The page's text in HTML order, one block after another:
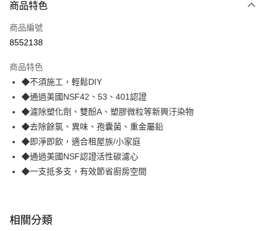
信用卡一次付款
信用卡分期付款
合作金庫商業銀行
華南商業銀行
上海商業儲蓄銀行
台北富邦商業銀行
國泰世華商業銀行
兆豐國際商業銀行
臺灣中小企業銀行
台中商業銀行
匯豐（台灣）商業銀行
聯邦商業銀行
元大商業銀行
玉山商業銀行
星展（台灣）商業銀行
LINE Pay
Apple Pay
街口支付
悠遊付
便利好安心！
１．簡單：不需註冊會員、不需綁卡、不需儲值。
商品特色
商品編號
8552138
商品特色
◆不須施工，輕鬆DIY
◆通過美國NSF42、53、401認證
◆濾除塑化劑、雙酚A、塑膠微粒等新興汙染物
◆去除餘氯、異味、孢囊菌、重金屬鉛
◆即淨即飲，適合租屋族/小家庭
◆通過美國NSF認證活性碳濾心
◆一支抵多支，有效節省廚房空間
相關分類